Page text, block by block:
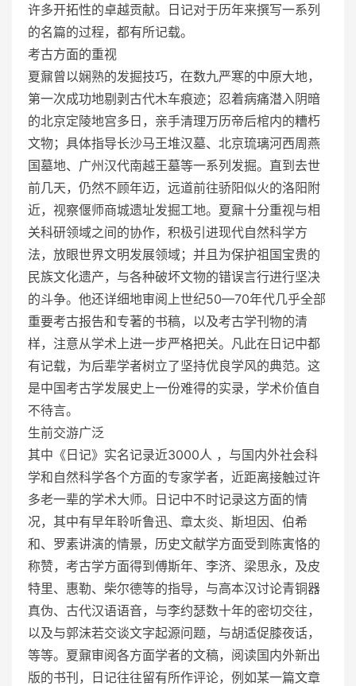
许多开拓性的卓越贡献。日记对于历年来撰写一系列
的名篇的过程，都有所记载。
考古方面的重视
夏鼐曾以娴熟的发掘技巧，在数九严寒的中原大地，
第一次成功地剔剥古代木车痕迹；忍着病痛潜入阴暗
的北京定陵地宫多日，亲手清理万历帝后棺内的糟朽
文物；具体指导长沙马王堆汉墓、北京琉璃河西周燕
国墓地、广州汉代南越王墓等一系列发掘。直到去世
前几天，仍然不顾年迈，远道前往骄阳似火的洛阳附
近，视察偃师商城遗址发掘工地。夏鼐十分重视与相
关科研领域之间的协作，积极引进现代自然科学方
法，放眼世界文明发展领域；并且为保护祖国宝贵的
民族文化遗产，与各种破坏文物的错误言行进行坚决
的斗争。他还详细地审阅上世纪50—70年代几乎全部
重要考古报告和专著的书稿，以及考古学刊物的清
样，注意从学术上进一步严格把关。凡此在日记中都
有记载，为后辈学者树立了坚持优良学风的典范。这
是中国考古学发展史上一份难得的实录，学术价值自
不待言。
生前交游广泛
其中《日记》实名记录近3000人 ，与国内外社会科
学和自然科学各个方面的专家学者，近距离接触过许
多老一辈的学术大师。日记中不时记录这方面的情
况，其中有早年聆听鲁迅、章太炎、斯坦因、伯希
和、罗素讲演的情景，历史文献学方面受到陈寅恪的
称赞，考古学方面得到傅斯年、李济、梁思永，及皮
特里、惠勒、柴尔德等的指导，与高本汉讨论青铜器
真伪、古代汉语语音，与李约瑟数十年的密切交往，
以及与郭沫若交谈文字起源问题，与胡适促膝夜话，
等等。夏鼐审阅各方面学者的文稿，阅读国内外新出
版的书刊，日记往往留有所作评论，例如某一篇文章